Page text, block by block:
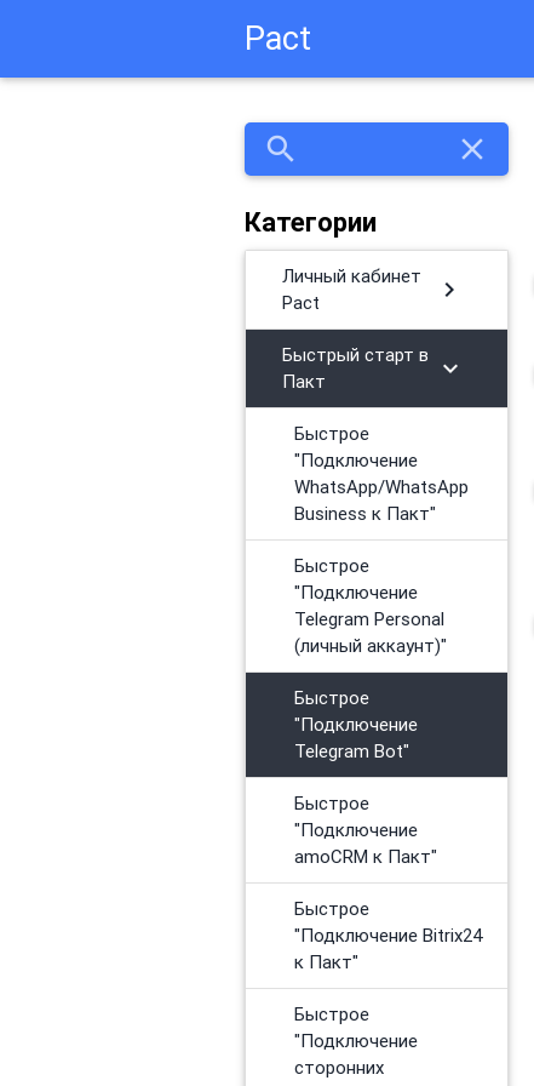
Pact
search close
Категории
Личный кабинет
Pact
chevron_right
Быстрый старт в
Пакт
chevron_right
Быстрое
"Подключение
WhatsApp/WhatsApp
Business к Пакт"
Быстрое
"Подключение
Telegram Personal
(личный аккаунт)"
Быстрое
"Подключение
Telegram Bot"
Быстрое
"Подключение
amoCRM к Пакт"
Быстрое
"Подключение Bitrix24
к Пакт"
Быстрое
"Подключение
сторонних